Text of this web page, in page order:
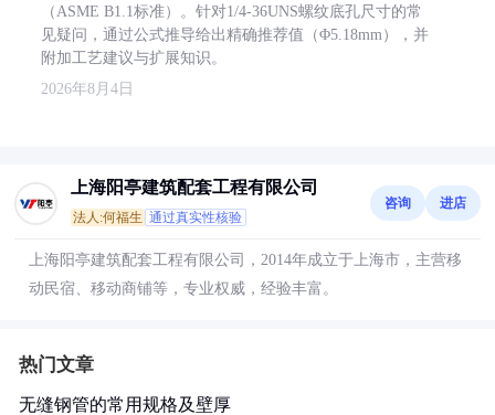
（ASME B1.1标准）。针对1/4-36UNS螺纹底孔尺寸的常
见疑问，通过公式推导给出精确推荐值（Φ5.18mm），并
附加工艺建议与扩展知识。
2026年8月4日
上海阳亭建筑配套工程有限公司
法人:何福生 通过真实性核验
咨询 进店
上海阳亭建筑配套工程有限公司，2014年成立于上海市，主营移
动民宿、移动商铺等，专业权威，经验丰富。
热门文章
无缝钢管的常用规格及壁厚